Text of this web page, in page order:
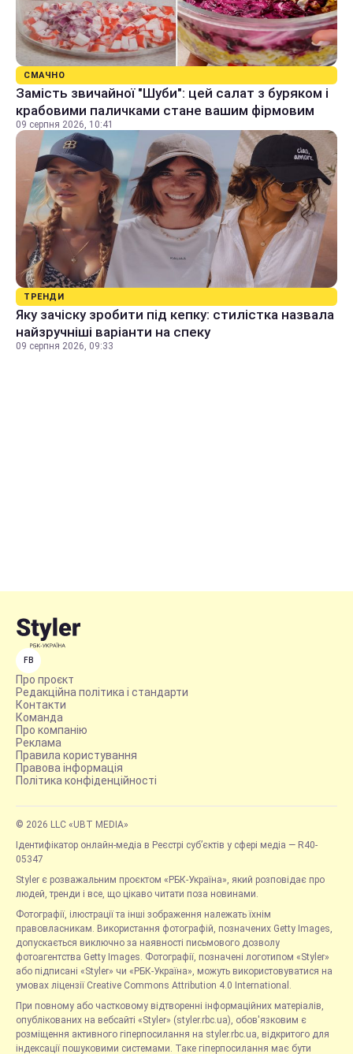
СМАЧНО
Замість звичайної "Шуби": цей салат з буряком і
крабовими паличками стане вашим фірмовим
09 серпня 2026, 10:41
ТРЕНДИ
Яку зачіску зробити під кепку: стилістка назвала
найзручніші варіанти на спеку
09 серпня 2026, 09:33
FB
Про проєкт
Редакційна політика і стандарти
Контакти
Команда
Про компанію
Реклама
Правила користування
Правова інформація
Політика конфіденційності
© 2026 LLC «UBT MEDIA»
Ідентифікатор онлайн-медіа в Реєстрі суб’єктів у сфері медіа — R40-
05347
Styler є розважальним проєктом «РБК-Україна», який розповідає про
людей, тренди і все, що цікаво читати поза новинами.
Фотографії, ілюстрації та інші зображення належать їхнім
правовласникам. Використання фотографій, позначених Getty Images,
допускається виключно за наявності письмового дозволу
фотоагентства Getty Images. Фотографії, позначені логотипом «Styler»
або підписані «Styler» чи «РБК-Україна», можуть використовуватися на
умовах ліцензії Creative Commons Attribution 4.0 International.
При повному або частковому відтворенні інформаційних матеріалів,
опублікованих на вебсайті «Styler» (styler.rbc.ua), обов'язковим є
розміщення активного гіперпосилання на styler.rbc.ua, відкритого для
індексації пошуковими системами. Таке гіперпосилання має бути